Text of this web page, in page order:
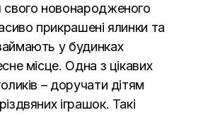
свого новонародженого
прикрашені ялинки та
у будинках
місце. Одна з цікавих
– доручати дітям
іграшок. Такі